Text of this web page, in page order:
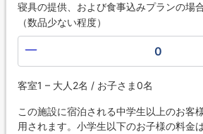
寝具の提供、および食事込みプランの場
（数品少ない程度）
0
客室1 – 大人2名 / お子さま0名
この施設に宿泊される中学生以上のお客
用されます。小学生以下のお子様の料金